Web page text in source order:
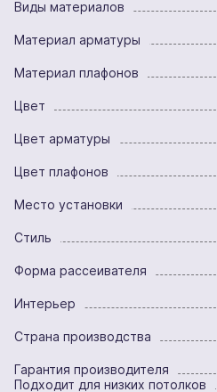
Виды материалов
Материал арматуры
Материал плафонов
Цвет
Цвет арматуры
Цвет плафонов
Место установки
Стиль
Форма рассеивателя
Интерьер
Страна производства
Гарантия производителя
Подходит для низких потолков